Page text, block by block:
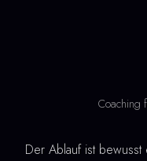
Coaching
Der Ablauf ist